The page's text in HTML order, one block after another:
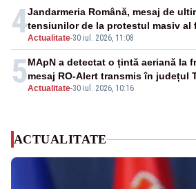
4Actualitate-30 iul. 2026, 11:08
Jandarmeria Română, mesaj de
tensiunilor de la protestul masiv al
5Actualitate-30 iul. 2026, 10:16
MApN a detectat o țintă aeriană la
mesaj RO-Alert transmis în județul
ACTUALITATE